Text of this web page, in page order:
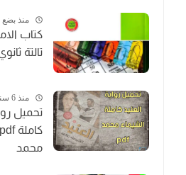
منذ
كتاب
تالتة ثانوي 2025
منذ 6 سنة
تحميل
محمد